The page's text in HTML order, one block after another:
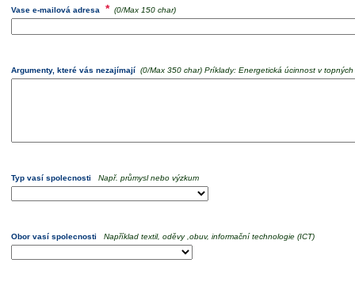
Vase e-mailová adresa * (0/Max 150 char)
Argumenty, které vás nezajímají (0/Max 350 char) Príklady: Energetická úcinnost v topných
Typ vasí spolecnosti Např. průmysl nebo výzkum
Obor vasí spolecnosti Například textil, oděvy ,obuv, informační technologie (ICT)